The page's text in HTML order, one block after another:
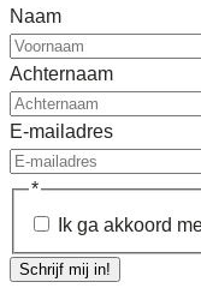
Naam
Achternaam
E-mailadres
*
Ik ga akkoord
Schrijf mij in!